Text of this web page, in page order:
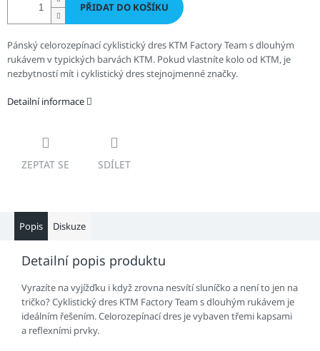
PŘIDAT DO KOŠÍKU
Pánský celorozepínací cyklistický dres KTM Factory Team s dlouhým
rukávem v typických barvách KTM. Pokud vlastníte kolo od KTM, je
nezbytností mít i cyklistický dres stejnojmenné značky.
Detailní informace
ZEPTAT SE SDÍLET
Popis Diskuze
Detailní popis produktu
Vyrazíte na vyjížďku i když zrovna nesvítí sluníčko a není to jen na
tričko? Cyklistický dres KTM Factory Team s dlouhým rukávem je
ideálním řešením. Celorozepínací dres je vybaven třemi kapsami
a reflexními prvky.